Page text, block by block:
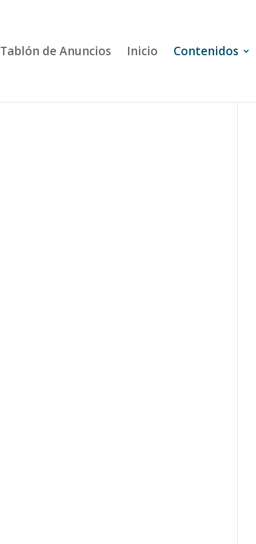
Tablón de Anuncios Inicio Contenidos